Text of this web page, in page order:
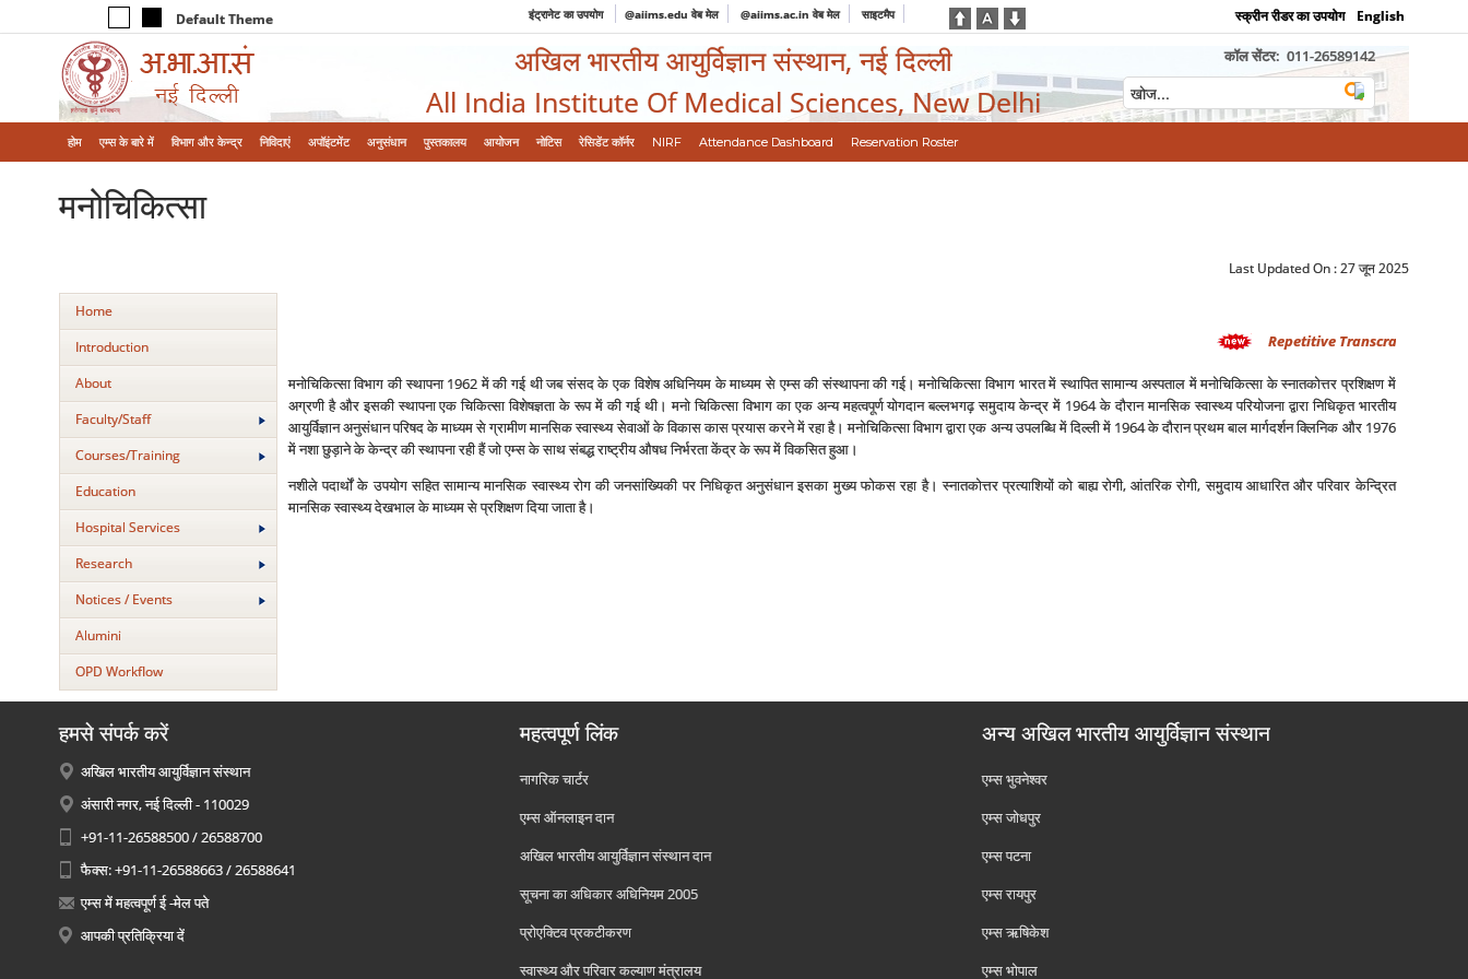
Default Theme इंट्रानेट का उपयोग @aiims.edu वेब मेल @aiims.ac.in वेब मेल साइटमैप स्क्रीन रीडर का उपयोग English
अखिल भारतीय आयुर्विज्ञान संस्थान, नई दिल्ली
All India Institute Of Medical Sciences, New Delhi
कॉल सेंटर: 011-26589142
होम एम्‍स के बारे में विभाग और केन्‍द्र निविदाएं अपॉइंटमेंट अनुसंधान पुस्तकालय आयोजन नोटिस रेसिडेंट कॉर्नर NIRF Attendance Dashboard Reservation Roster
मनोचिकित्‍सा
Last Updated On :27 जून 2025
Home
Introduction
About
Faculty/Staff
Courses/Training
Education
Hospital Services
Research
Notices / Events
Alumini
OPD Workflow
Repetitive Transcranial
मनोचिकित्‍सा विभाग की स्‍थापना 1962 में की गई थी जब संसद के एक विशेष अधिनियम के माध्‍यम से एम्‍स की संस्‍थापना की गई। मनोचिकित्‍सा विभाग भारत में स्‍थापित सामान्‍य अस्‍पताल में मनोचिकित्‍सा के स्‍नातकोत्तर प्रशिक्षण में
अग्रणी है और इसकी स्‍थापना एक चिकित्‍सा विशेषज्ञता के रूप में की गई थी। मनो चिकित्‍सा विभाग का एक अन्‍य महत्‍वपूर्ण योगदान बल्‍लभगढ़ समुदाय केन्‍द्र में 1964 के दौरान मानसिक स्‍वास्‍थ्‍य परियोजना द्वारा निधिकृत भारतीय
आयुर्विज्ञान अनुसंधान परिषद के माध्‍यम से ग्रामीण मानसिक स्‍वास्‍थ्‍य सेवाओं के विकास कास प्रयास करने में रहा है। मनोचिकित्‍सा विभाग द्वारा एक अन्‍य उपलब्धि में दिल्‍ली में 1964 के दौरान प्रथम बाल मार्गदर्शन क्लिनिक और 1976
में नशा छुड़ाने के केन्‍द्र की स्‍थापना रही हैं जो एम्‍स के सा‍थ संबद्ध राष्‍ट्रीय औषध निर्भरता केंद्र के रूप में विकसित हुआ।
नशीले पदार्थों के उपयोग सहित सामान्‍य मानसिक स्‍वास्‍थ्‍य रोग की जनसांख्यिकी पर निधिकृत अनुसंधान इसका मुख्‍य फोकस रहा है। स्‍नातकोत्तर प्रत्‍याशियों को बाह्य रोगी, आंतरिक रोगी, समुदाय आधारित और परिवार केन्द्रित
मानसिक स्‍वास्‍थ्‍य देखभाल के माध्‍यम से प्रशिक्षण दिया जाता है।
हमसे संपर्क करें
अखिल भारतीय आयुर्विज्ञान संस्थान
अंसारी नगर, नई दिल्ली - 110029
+91-11-26588500 / 26588700
फैक्स: +91-11-26588663 / 26588641
एम्स में महत्वपूर्ण ई -मेल पते
आपकी प्रतिक्रिया दें
महत्वपूर्ण लिंक
नागरिक चार्टर
एम्स ऑनलाइन दान
अखिल भारतीय आयुर्विज्ञान संस्थान दान
सूचना का अधिकार अधिनियम 2005
प्रोएक्टिव प्रकटीकरण
स्वास्थ्य और परिवार कल्याण मंत्रालय
अन्य अखिल भारतीय आयुर्विज्ञान संस्थान
एम्‍स भुवनेश्वर
एम्‍स जोधपुर
एम्‍स पटना
एम्‍स रायपुर
एम्‍स ऋषिकेश
एम्‍स भोपाल